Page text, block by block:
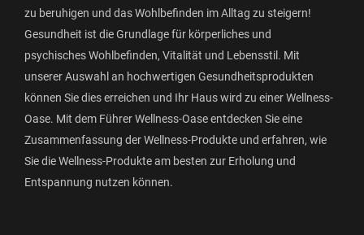
zu beruhigen und das Wohlbefinden im Alltag zu steigern!
Gesundheit ist die Grundlage für körperliches und
psychisches Wohlbefinden, Vitalität und Lebensstil. Mit
unserer Auswahl an hochwertigen Gesundheitsprodukten
können Sie dies erreichen und Ihr Haus wird zu einer Wellness-
Oase. Mit dem Führer Wellness-Oase entdecken Sie eine
Zusammenfassung der Wellness-Produkte und erfahren, wie
Sie die Wellness-Produkte am besten zur Erholung und
Entspannung nutzen können.